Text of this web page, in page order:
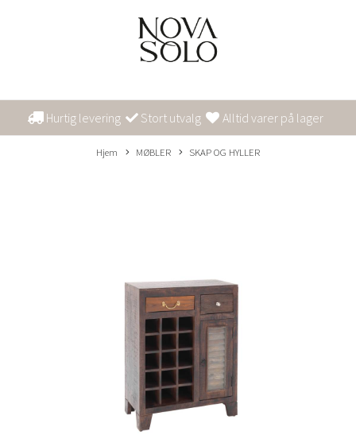
Hurtig levering Stort utvalg Alltid varer på lager
Hjem MØBLER SKAP OG HYLLER